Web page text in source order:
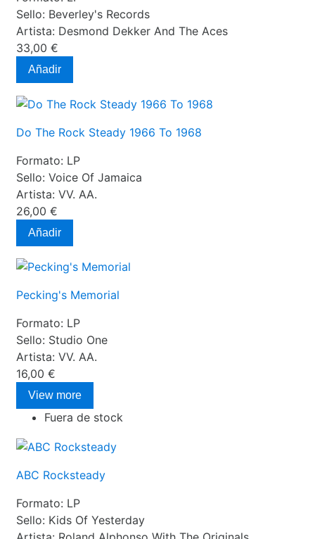
Sello: Beverley's Records
Artista: Desmond Dekker And The Aces
33,00 €
Añadir
Do The Rock Steady 1966 To 1968
Formato: LP
Sello: Voice Of Jamaica
Artista: VV. AA.
26,00 €
Añadir
Pecking's Memorial
Formato: LP
Sello: Studio One
Artista: VV. AA.
16,00 €
View more
Fuera de stock
ABC Rocksteady
Formato: LP
Sello: Kids Of Yesterday